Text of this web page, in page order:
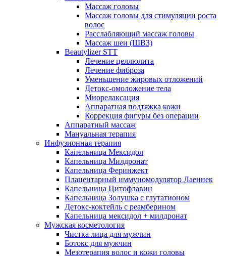
Массаж головы
Массаж головы для стимуляции роста
волос
Расслабляющий массаж головы
Массаж шеи (ШВЗ)
Beautylizer STT
Лечение целлюлита
Лечение фиброза
Уменьшение жировых отложений
Детокс-омоложение тела
Миорелаксация
Аппаратная подтяжка кожи
Коррекция фигуры без операции
Аппаратный массаж
Мануальная терапия
Инфузионная терапия
Капельница Мексидол
Капельница Милдронат
Капельница Феринжект
Плацентарный иммуномодулятор Лаеннек
Капельница Цитофлавин
Капельница Золушка с глутатионом
Детокс-коктейль с реамберином
Капельница мексидол + милдронат
Мужская косметология
Чистка лица для мужчин
Ботокс для мужчин
Мезотерапия волос и кожи головы